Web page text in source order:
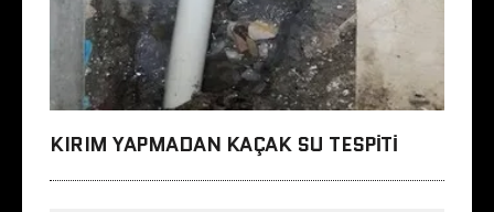
KIRIM YAPMADAN KAÇAK SU TESPITI